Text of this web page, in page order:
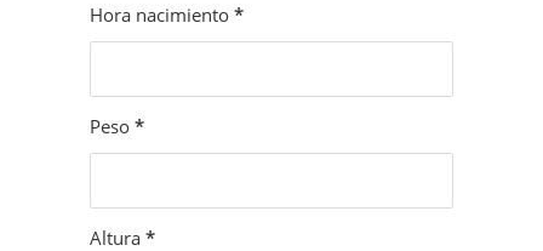
Hora nacimiento *
Peso *
Altura *